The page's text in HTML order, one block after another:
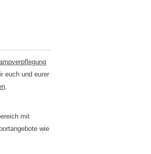
euch und eurer
.
mit
wie